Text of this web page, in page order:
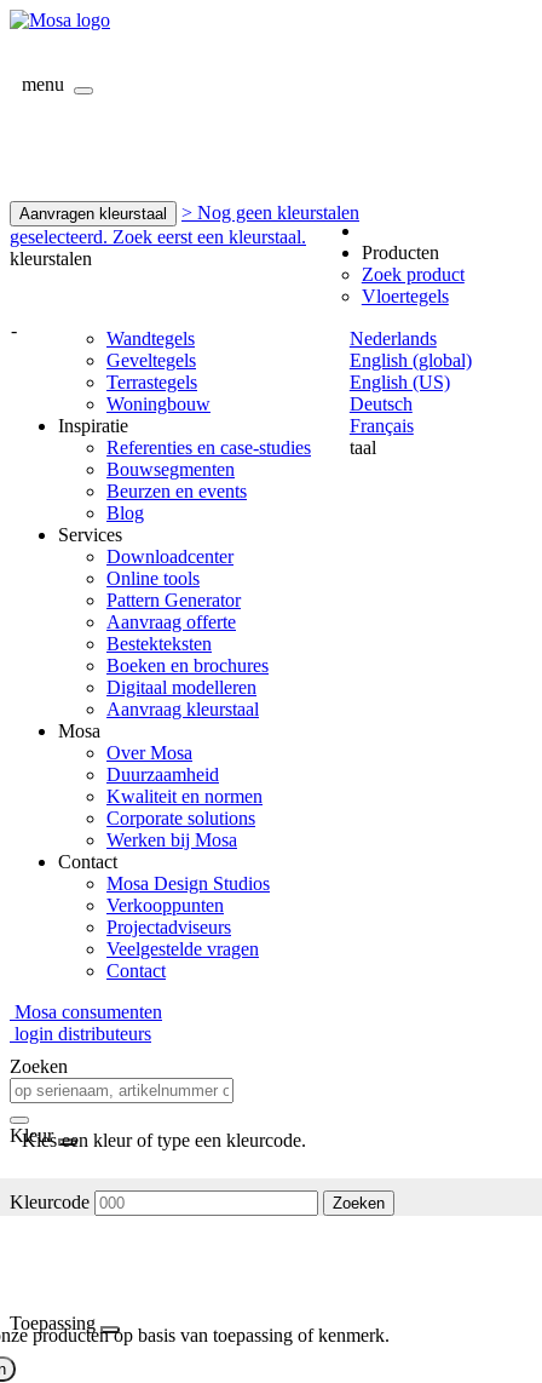
menu
Aanvragen kleurstaal
> Nog geen kleurstalen
geselecteerd. Zoek eerst een kleurstaal.
kleurstalen
-
Nederlands
English (global)
English (US)
Deutsch
Français
taal
Producten
Zoek product
Vloertegels
Wandtegels
Geveltegels
Terrastegels
Woningbouw
Inspiratie
Referenties en case-studies
Bouwsegmenten
Beurzen en events
Blog
Services
Downloadcenter
Online tools
Pattern Generator
Aanvraag offerte
Bestekteksten
Boeken en brochures
Digitaal modelleren
Aanvraag kleurstaal
Mosa
Over Mosa
Duurzaamheid
Kwaliteit en normen
Corporate solutions
Werken bij Mosa
Contact
Mosa Design Studios
Verkooppunten
Projectadviseurs
Veelgestelde vragen
Contact
Mosa consumenten
login distributeurs
Zoeken
Kleur
Kies een kleur of type een kleurcode.
Kleurcode Zoeken
Toepassing
producten op basis van toepassing of kenmerk.